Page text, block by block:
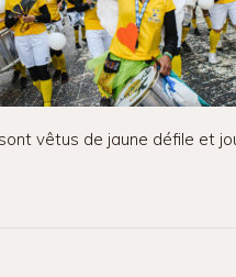
vêtus de jaune défile et